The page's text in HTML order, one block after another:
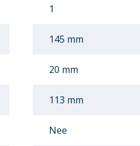
1
145 mm
20 mm
113 mm
Nee